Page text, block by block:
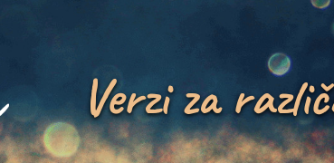
Verzi za